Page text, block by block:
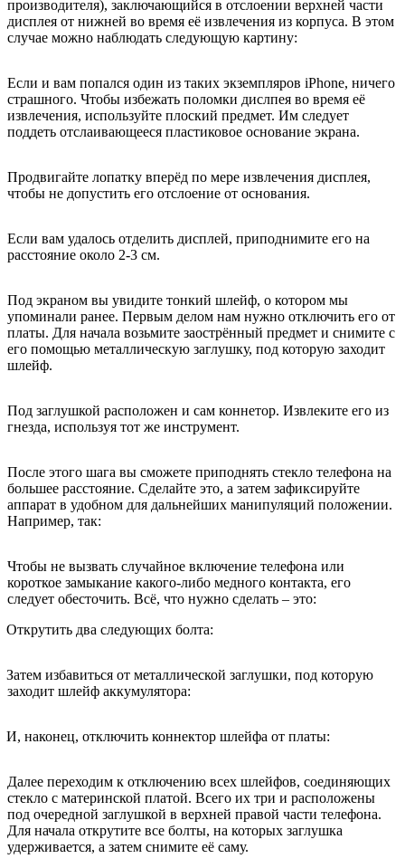
производителя), заключающийся в отслоении верхней части
дисплея от нижней во время её извлечения из корпуса. В этом
случае можно наблюдать следующую картину:
Если и вам попался один из таких экземпляров iPhone, ничего
страшного. Чтобы избежать поломки дислпея во время её
извлечения, используйте плоский предмет. Им следует
поддеть отслаивающееся пластиковое основание экрана.
Продвигайте лопатку вперёд по мере извлечения дисплея,
чтобы не допустить его отслоение от основания.
Если вам удалось отделить дисплей, приподнимите его на
расстояние около 2-3 см.
Под экраном вы увидите тонкий шлейф, о котором мы
упоминали ранее. Первым делом нам нужно отключить его от
платы. Для начала возьмите заострённый предмет и снимите с
его помощью металлическую заглушку, под которую заходит
шлейф.
Под заглушкой расположен и сам коннетор. Извлеките его из
гнезда, используя тот же инструмент.
После этого шага вы сможете приподнять стекло телефона на
большее расстояние. Сделайте это, а затем зафиксируйте
аппарат в удобном для дальнейших манипуляций положении.
Например, так:
Чтобы не вызвать случайное включение телефона или
короткое замыкание какого-либо медного контакта, его
следует обесточить. Всё, что нужно сделать – это:
Открутить два следующих болта:
Затем избавиться от металлической заглушки, под которую
заходит шлейф аккумулятора:
И, наконец, отключить коннектор шлейфа от платы:
Далее переходим к отключению всех шлейфов, соединяющих
стекло с материнской платой. Всего их три и расположены
под очередной заглушкой в верхней правой части телефона.
Для начала открутите все болты, на которых заглушка
удерживается, а затем снимите её саму.